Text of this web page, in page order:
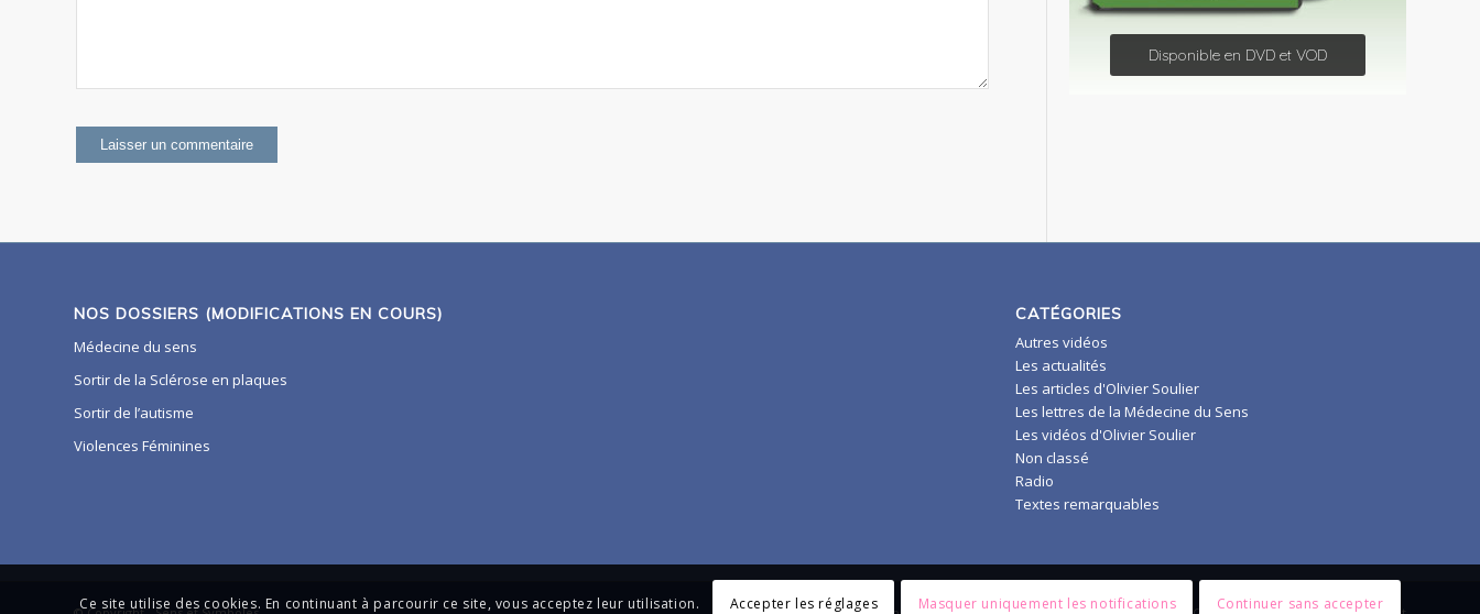
Disponible en DVD et VOD
NOS DOSSIERS (MODIFICATIONS EN COURS)
Médecine du sens
Sortir de la Sclérose en plaques
Sortir de l’autisme
Violences Féminines
CATÉGORIES
Autres vidéos
Les actualités
Les articles d'Olivier Soulier
Les lettres de la Médecine du Sens
Les vidéos d'Olivier Soulier
Non classé
Radio
Textes remarquables
Ce site utilise des cookies. En continuant à parcourir ce site, vous acceptez leur utilisation. Accepter les réglages Masquer uniquement les notifications Continuer sans accepter